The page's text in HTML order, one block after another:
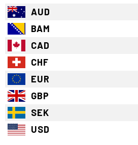
AUD
BAM
CAD
CHF
EUR
GBP
SEK
USD